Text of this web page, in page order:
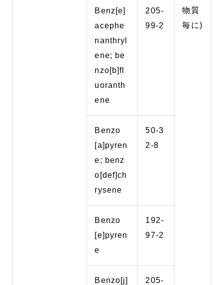
物質
毎に)
Benz[e]
acephe
nanthryl
ene; be
nzo[b]fl
uoranth
ene
205-
99-2
Benzo
[a]pyren
e; benz
o[def]ch
rysene
50-3
2-8
Benzo
[e]pyren
e
192-
97-2
Benzo[j]
205-